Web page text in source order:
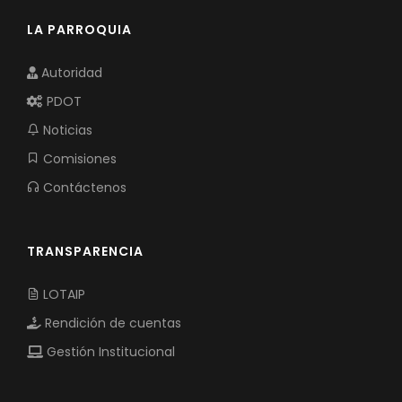
LA PARROQUIA
Autoridad
PDOT
Noticias
Comisiones
Contáctenos
TRANSPARENCIA
LOTAIP
Rendición de cuentas
Gestión Institucional